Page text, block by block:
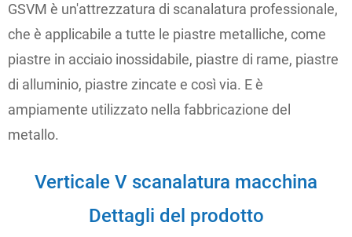
GSVM è un'attrezzatura di scanalatura professionale,
che è applicabile a tutte le piastre metalliche, come
piastre in acciaio inossidabile, piastre di rame, piastre
di alluminio, piastre zincate e così via. E è
ampiamente utilizzato nella fabbricazione del
metallo.
Verticale V scanalatura macchina
Dettagli del prodotto